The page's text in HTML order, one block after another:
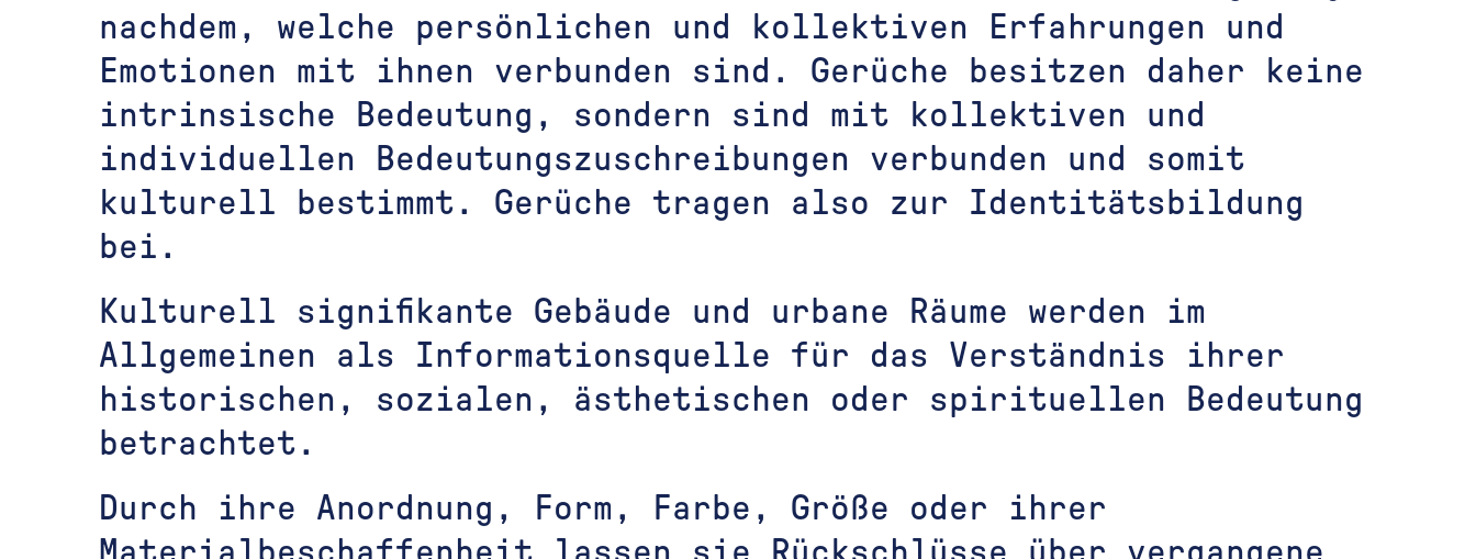
nachdem, welche persönlichen und kollektiven Erfahrungen und
Emotionen mit ihnen verbunden sind. Gerüche besitzen daher keine
intrinsische Bedeutung, sondern sind mit kollektiven und
individuellen Bedeutungszuschreibungen verbunden und somit
kulturell bestimmt. Gerüche tragen also zur Identitätsbildung
bei.
Kulturell signifikante Gebäude und urbane Räume werden im
Allgemeinen als Informationsquelle für das Verständnis ihrer
historischen, sozialen, ästhetischen oder spirituellen Bedeutung
betrachtet.
Durch ihre Anordnung, Form, Farbe, Größe oder ihrer